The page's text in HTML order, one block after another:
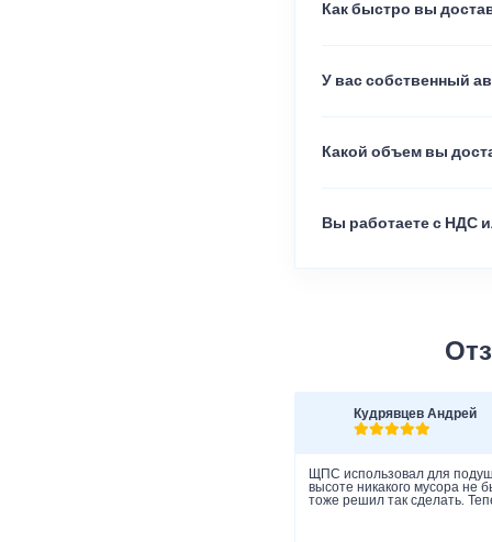
Как быстро вы
У вас собственный
Какой объем вы
Вы работаете с НДС
Кудрявцев Андрей
ЩПС использовал для
высоте никакого мусора не
тоже решил так сделать.